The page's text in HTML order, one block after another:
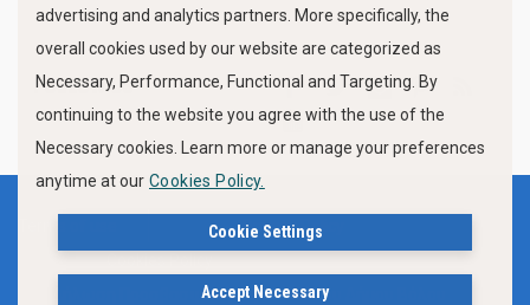
FOLLOW US
Privacy Policy
Δήλωση Προσβασιμότητας Ιστότοπου Δήμου Βόλου
advertising and analytics partners. More specifically, the
overall cookies used by our website are categorized as
Necessary, Performance, Functional and Targeting. By
continuing to the website you agree with the use of the
Necessary cookies. Learn more or manage your preferences
anytime at our Cookies Policy.
Cookie Settings
Accept Necessary